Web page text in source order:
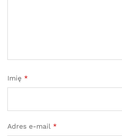
Imię *
Adres e-mail *